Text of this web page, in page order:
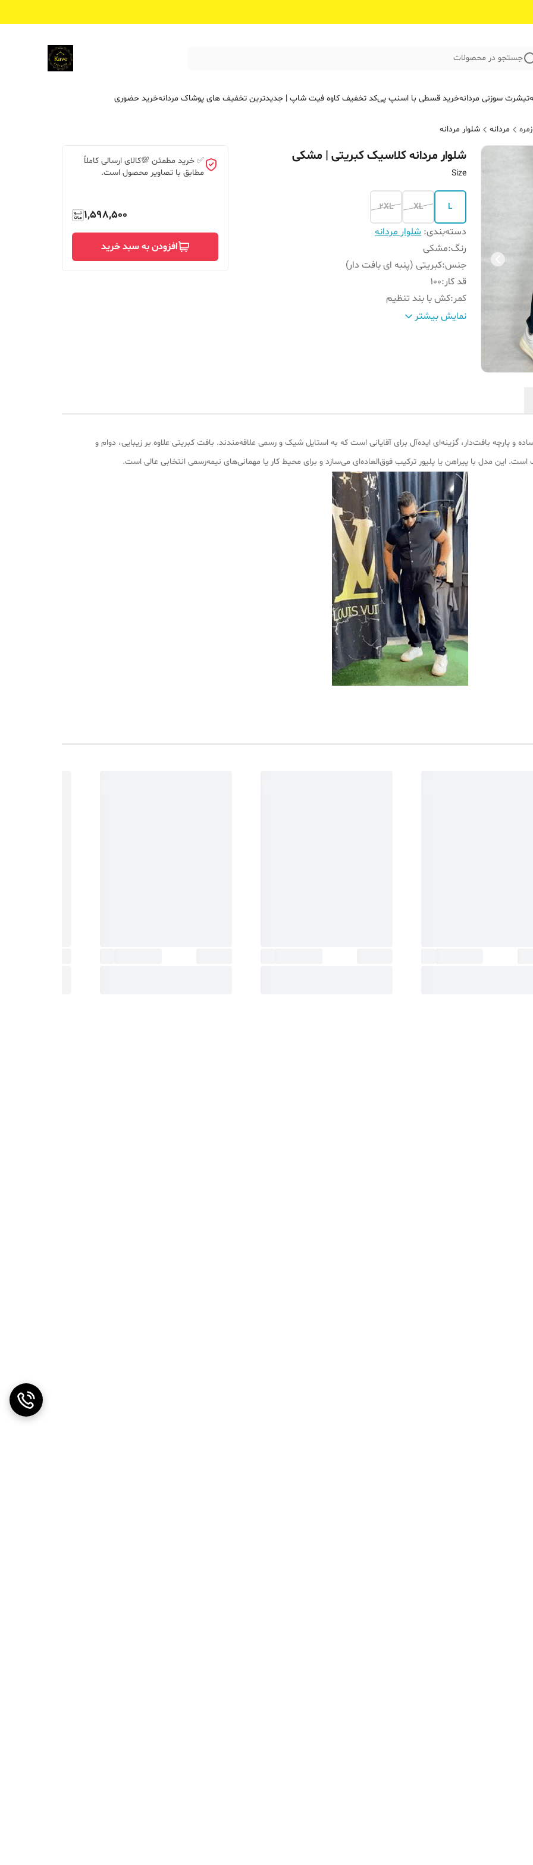
جستجو در محصولات
تیشرت سوزنی مردانهخرید قسطی با اسنپ پیکد تخفیف کاوه فیت‌ شاپ | جدیدترین تخفیف ‌های پوشاک مردانهخرید حضوری
مردانه شلوار مردانه
شلوار مردانه کلاسیک کبریتی | مشکی
Size
L
XL
2XL
دسته‌بندی:شلوار مردانه
رنگ:مشکی
جنس:کبریتی (پنبه ای بافت دار)
قد کار:
100
کمر:کش با بند تنظیم
مدل:کلاسیک کبریتی
نمایش بیشتر
✅ خرید مطمئن 💯کالای ارسالی کاملاً
مطابق با تصاویر محصول است.
1,598,500
افزودن به سبد خرید
و پارچه بافت‌دار، گزینه‌ای ایده‌آل برای آقایانی است که به استایل شیک و رسمی علاقه‌مندند. بافت کبریتی علاوه بر زیبایی، دوام و
این مدل با پیراهن یا پلیور ترکیب فوق‌العاده‌ای می‌سازد و برای محیط کار یا مهمانی‌های نیمه‌رسمی انتخابی عالی است.